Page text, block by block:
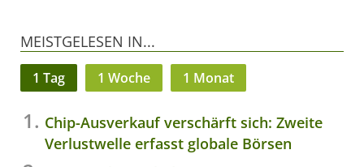
MEISTGELESEN IN...
1 Tag 1 Woche 1 Monat
Chip-Ausverkauf verschärft sich: Zweite
Verlustwelle erfasst globale Börsen